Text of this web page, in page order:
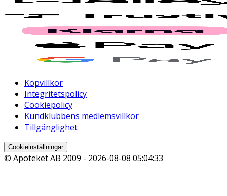
Köpvillkor
Integritetspolicy
Cookiepolicy
Kundklubbens medlemsvillkor
Tillgänglighet
Cookieinställningar
© Apoteket AB 2009 - 2026-08-08 05:04:33